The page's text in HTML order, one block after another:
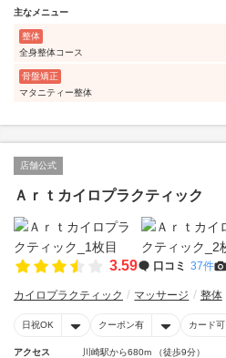
主なメニュー
整体
全身整体コース
骨盤矯正
マタニティー整体
店舗公式
Ａｒｔカイロプラクティック
3.59 口コミ 37件
カイロプラクティック マッサージ 整体
日祝OK クーポン有 カード可
アクセス
川崎駅から680m （徒歩9分）